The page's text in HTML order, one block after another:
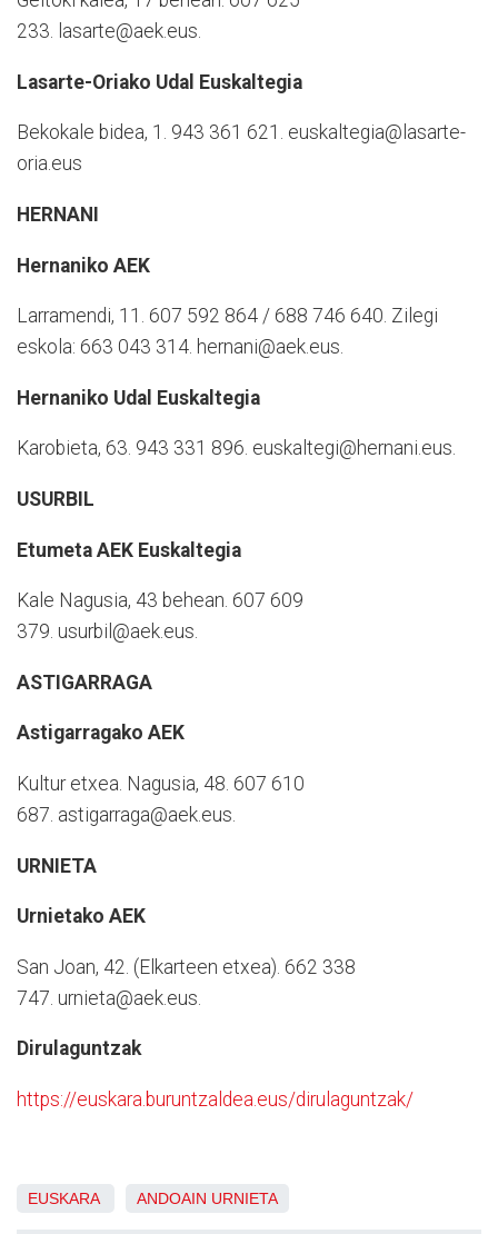
233. lasarte@aek.eus.
Lasarte-Oriako Udal Euskaltegia
Bekokale bidea, 1. 943 361 621. euskaltegia@lasarte-
oria.eus
HERNANI
Hernaniko AEK
Larramendi, 11. 607 592 864 / 688 746 640. Zilegi
eskola: 663 043 314. hernani@aek.eus.
Hernaniko Udal Euskaltegia
Karobieta, 63. 943 331 896. euskaltegi@hernani.eus.
USURBIL
Etumeta AEK Euskaltegia
Kale Nagusia, 43 behean. 607 609
379. usurbil@aek.eus.
ASTIGARRAGA
Astigarragako AEK
Kultur etxea. Nagusia, 48. 607 610
687. astigarraga@aek.eus.
URNIETA
Urnietako AEK
San Joan, 42. (Elkarteen etxea). 662 338
747. urnieta@aek.eus.
Dirulaguntzak
https://euskara.buruntzaldea.eus/dirulaguntzak/
EUSKARA ANDOAIN URNIETA